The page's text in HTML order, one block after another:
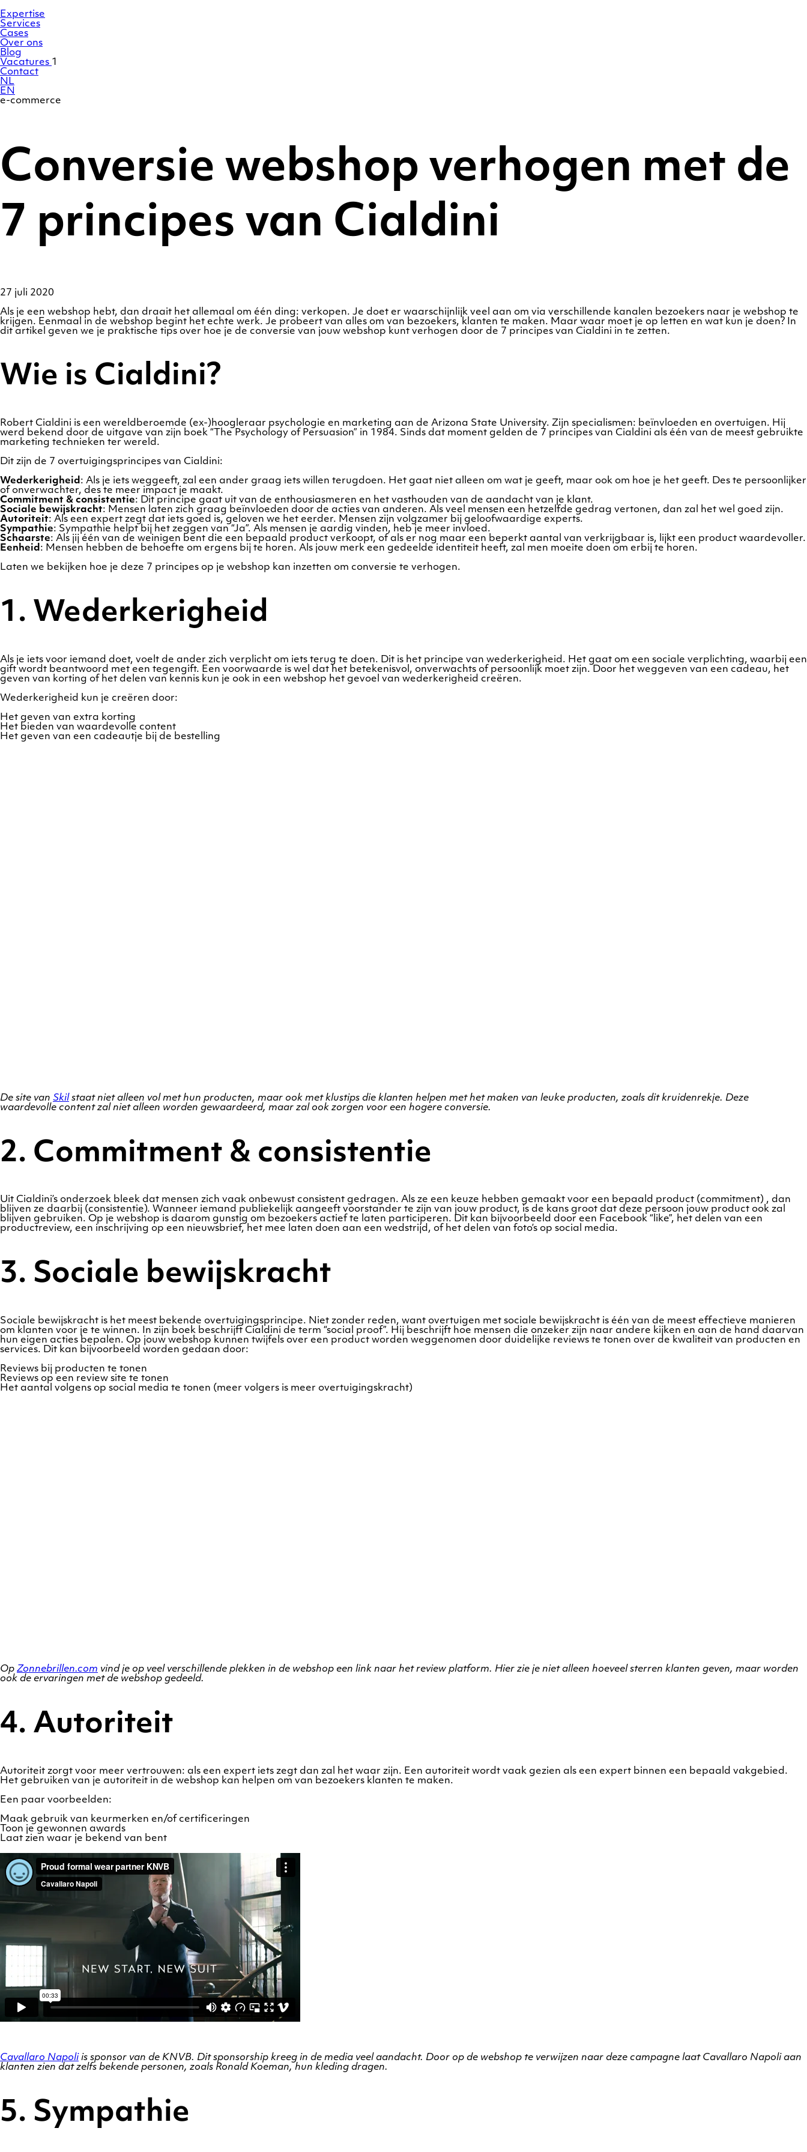
naar
de
inhoud
Expertise
Services
Cases
Over ons
Blog
Vacatures 1
Contact
NL
EN
e-commerce
Conversie webshop verhogen met de
7 principes van Cialdini
27 juli 2020
Als je een webshop hebt, dan draait het allemaal om één ding: verkopen. Je doet er waarschijnlijk veel aan om via verschillende kanalen bezoekers naar je webshop te
krijgen. Eenmaal in de webshop begint het echte werk. Je probeert van alles om van bezoekers, klanten te maken. Maar waar moet je op letten en wat kun je doen? In
dit artikel geven we je praktische tips over hoe je de conversie van jouw webshop kunt verhogen door de 7 principes van Cialdini in te zetten.
Wie is Cialdini?
Robert Cialdini is een wereldberoemde (ex-)hoogleraar psychologie en marketing aan de Arizona State University. Zijn specialismen: beïnvloeden en overtuigen. Hij
werd bekend door de uitgave van zijn boek “The Psychology of Persuasion” in 1984. Sinds dat moment gelden de 7 principes van Cialdini als één van de meest gebruikte
marketing technieken ter wereld.
Dit zijn de 7 overtuigingsprincipes van Cialdini:
Wederkerigheid : Als je iets weggeeft, zal een ander graag iets willen terugdoen. Het gaat niet alleen om wat je geeft, maar ook om hoe je het geeft. Des te persoonlijker
of onverwachter, des te meer impact je maakt.
Commitment & consistentie: Dit principe gaat uit van de enthousiasmeren en het vasthouden van de aandacht van je klant.
Sociale bewijskracht: Mensen laten zich graag beïnvloeden door de acties van anderen. Als veel mensen een hetzelfde gedrag vertonen, dan zal het wel goed zijn.
Autoriteit: Als een expert zegt dat iets goed is, geloven we het eerder. Mensen zijn volgzamer bij geloofwaardige experts.
Sympathie: Sympathie helpt bij het zeggen van “Ja”. Als mensen je aardig vinden, heb je meer invloed.
Schaarste: Als jij één van de weinigen bent die een bepaald product verkoopt, of als er nog maar een beperkt aantal van verkrijgbaar is, lijkt een product waardevoller.
Eenheid : Mensen hebben de behoefte om ergens bij te horen. Als jouw merk een gedeelde identiteit heeft, zal men moeite doen om erbij te horen.
Laten we bekijken hoe je deze 7 principes op je webshop kan inzetten om conversie te verhogen.
1. Wederkerigheid
Als je iets voor iemand doet, voelt de ander zich verplicht om iets terug te doen. Dit is het principe van wederkerigheid. Het gaat om een sociale verplichting, waarbij een
gift wordt beantwoord met een tegengift. Een voorwaarde is wel dat het betekenisvol, onverwachts of persoonlijk moet zijn. Door het weggeven van een cadeau, het
geven van korting of het delen van kennis kun je ook in een webshop het gevoel van wederkerigheid creëren.
Wederkerigheid kun je creëren door:
Het geven van extra korting
Het bieden van waardevolle content
Het geven van een cadeautje bij de bestelling
De site van Skil staat niet alleen vol met hun producten, maar ook met klustips die klanten helpen met het maken van leuke producten, zoals dit kruidenrekje. Deze
waardevolle content zal niet alleen worden gewaardeerd, maar zal ook zorgen voor een hogere conversie.
2. Commitment & consistentie
Uit Cialdini’s onderzoek bleek dat mensen zich vaak onbewust consistent gedragen. Als ze een keuze hebben gemaakt voor een bepaald product (commitment) , dan
blijven ze daarbij (consistentie). Wanneer iemand publiekelijk aangeeft voorstander te zijn van jouw product, is de kans groot dat deze persoon jouw product ook zal
blijven gebruiken. Op je webshop is daarom gunstig om bezoekers actief te laten participeren. Dit kan bijvoorbeeld door een Facebook “like”, het delen van een
productreview, een inschrijving op een nieuwsbrief, het mee laten doen aan een wedstrijd, of het delen van foto’s op social media.
3. Sociale bewijskracht
Sociale bewijskracht is het meest bekende overtuigingsprincipe. Niet zonder reden, want overtuigen met sociale bewijskracht is één van de meest effectieve manieren
om klanten voor je te winnen. In zijn boek beschrijft Cialdini de term “social proof”. Hij beschrijft hoe mensen die onzeker zijn naar andere kijken en aan de hand daarvan
hun eigen acties bepalen. Op jouw webshop kunnen twijfels over een product worden weggenomen door duidelijke reviews te tonen over de kwaliteit van producten en
services. Dit kan bijvoorbeeld worden gedaan door:
Reviews bij producten te tonen
Reviews op een review site te tonen
Het aantal volgens op social media te tonen (meer volgers is meer overtuigingskracht)
Op Zonnebrillen.com vind je op veel verschillende plekken in de webshop een link naar het review platform. Hier zie je niet alleen hoeveel sterren klanten geven, maar worden
ook de ervaringen met de webshop gedeeld.
4. Autoriteit
Autoriteit zorgt voor meer vertrouwen: als een expert iets zegt dan zal het waar zijn. Een autoriteit wordt vaak gezien als een expert binnen een bepaald vakgebied.
Het gebruiken van je autoriteit in de webshop kan helpen om van bezoekers klanten te maken.
Een paar voorbeelden:
Maak gebruik van keurmerken en/of certificeringen
Toon je gewonnen awards
Laat zien waar je bekend van bent
Cavallaro Napoli is sponsor van de KNVB. Dit sponsorship kreeg in de media veel aandacht. Door op de webshop te verwijzen naar deze campagne laat Cavallaro Napoli aan
klanten zien dat zelfs bekende personen, zoals Ronald Koeman, hun kleding dragen.
5. Sympathie